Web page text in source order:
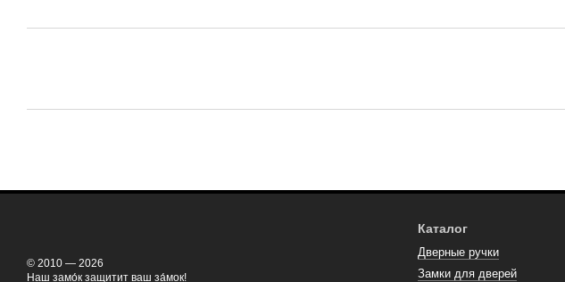
© 2010 — 2026
Наш замо́к защитит ваш за́мок!
Каталог
Дверные ручки
Замки для дверей